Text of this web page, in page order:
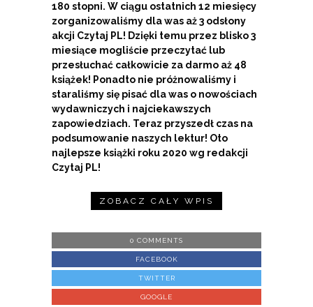
180 stopni. W ciągu ostatnich 12 miesięcy
zorganizowaliśmy dla was aż 3 odsłony
akcji Czytaj PL! Dzięki temu przez blisko 3
miesiące mogliście przeczytać lub
przesłuchać całkowicie za darmo aż 48
książek! Ponadto nie próżnowaliśmy i
staraliśmy się pisać dla was o nowościach
wydawniczych i najciekawszych
zapowiedziach. Teraz przyszedł czas na
podsumowanie naszych lektur! Oto
najlepsze książki roku 2020 wg redakcji
Czytaj PL!
ZOBACZ CAŁY WPIS
0 COMMENTS
FACEBOOK
TWITTER
GOOGLE